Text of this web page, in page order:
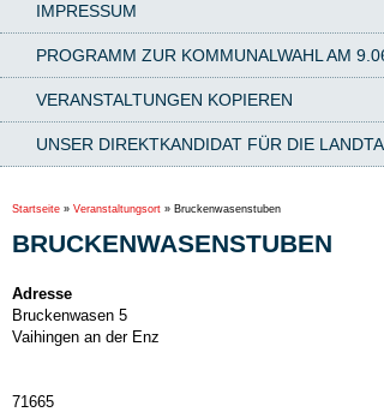
IMPRESSUM
PROGRAMM ZUR KOMMUNALWAHL AM
VERANSTALTUNGEN KOPIEREN
UNSER DIREKTKANDIDAT FÜR DIE
Startseite » Veranstaltungsort » Bruckenwasenstuben
BRUCKENWASENSTUBEN
Adresse
Bruckenwasen 5
Vaihingen an der Enz
71665